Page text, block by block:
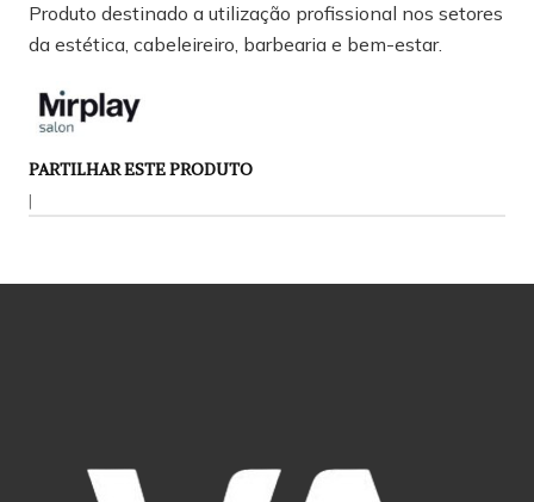
Produto destinado a utilização profissional nos setores
da estética, cabeleireiro, barbearia e bem-estar.
PARTILHAR ESTE PRODUTO
|